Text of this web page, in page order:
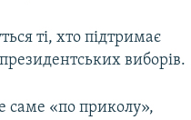
ті, хто підтримає
виборів.
саме «по приколу»,